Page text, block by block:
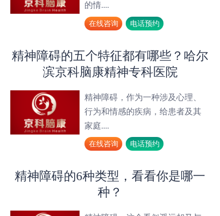
的情....
在线咨询 电话预约
精神障碍的五个特征都有哪些？哈尔
滨京科脑康精神专科医院
精神障碍，作为一种涉及心理、
行为和情感的疾病，给患者及其
家庭....
在线咨询 电话预约
精神障碍的6种类型，看看你是哪一
种？